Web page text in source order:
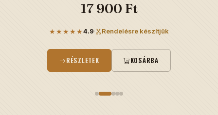
17 900 Ft
★★★★★4.9· Rendelésre készítjük
RÉSZLETEK KOSÁRBA